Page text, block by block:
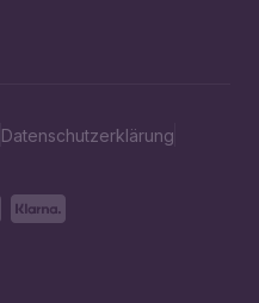
Datenschutzerklärung